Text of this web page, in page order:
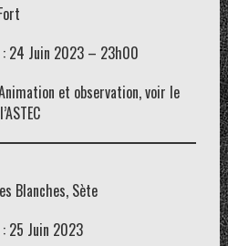
24 Juin 2023 – 23h00
et observation, voir le
Blanches, Sète
25 Juin 2023